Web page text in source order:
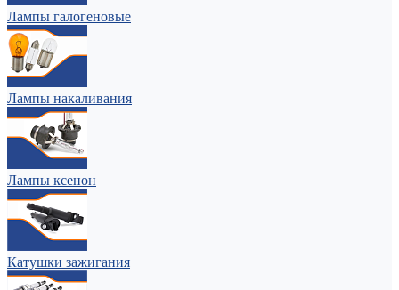
Лампы галогеновые
Лампы накаливания
Лампы ксенон
Катушки зажигания